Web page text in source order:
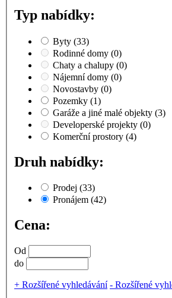
Typ nabídky:
Byty (33)
Rodinné domy (0)
Chaty a chalupy (0)
Nájemní domy (0)
Novostavby (0)
Pozemky (1)
Garáže a jiné malé objekty (3)
Developerské projekty (0)
Komerční prostory (4)
Druh nabídky:
Prodej (33)
Pronájem (42)
Cena:
Od
do
+ Rozšířené vyhledávání - Rozšířené